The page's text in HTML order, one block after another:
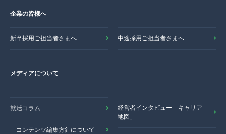
企業の皆様へ
新卒採用ご担当者さまへ 中途採用ご担当者さまへ
メディアについて
就活コラム
コンテンツ編集方針について
経営者インタビュー「キャリア
地図」